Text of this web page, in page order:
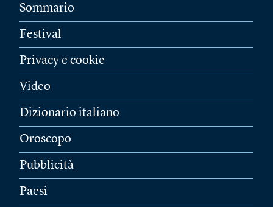
Sommario
Festival
Privacy e cookie
Video
Dizionario italiano
Oroscopo
Pubblicità
Paesi